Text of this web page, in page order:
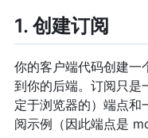
1. 创建订阅
你的客户端代码创建一
到你的后端。订阅只是
定于浏览器的）端点
阅示例（因此端点是